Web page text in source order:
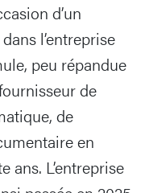
d’un
l’entreprise
peu répandue
de
de
en
ans. L’entreprise